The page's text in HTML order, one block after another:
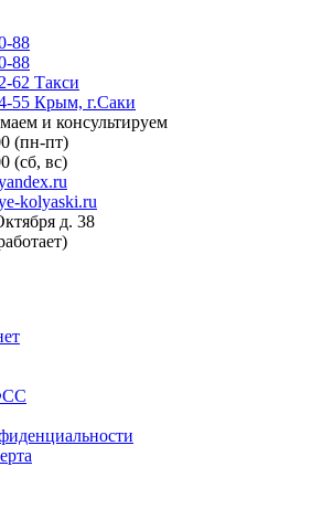
88
88
62 Такси
55 Крым, г.Саки
и консультируем
(пн-пт)
(сб, вс)
kolyaski.ru
д. 38